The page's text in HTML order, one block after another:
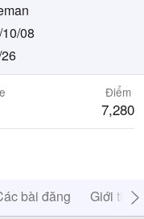
08
Điểm
7,280
bài đăng Giới thiệu